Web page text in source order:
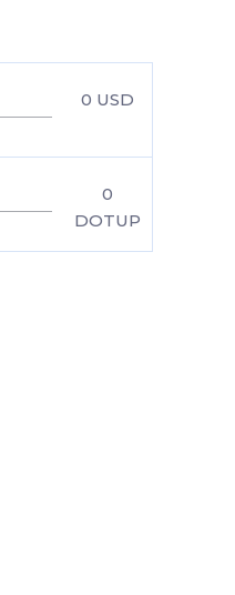
0 USD
0
DOTUP